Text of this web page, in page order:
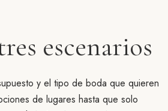
escenarios
y el tipo de boda que quieren
de lugares hasta que solo